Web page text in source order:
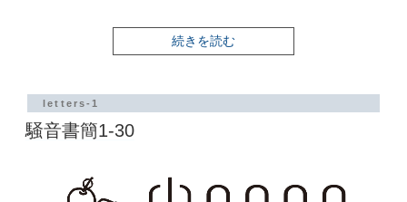
“騒
音
31”
続きを読む
letters-1
騒音書簡1-30